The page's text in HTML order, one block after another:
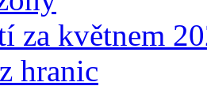
za květnem
hranic